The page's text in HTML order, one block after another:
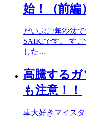
始！（前編）
だいぶご無沙汰
SAIKIです。 す
した…
高騰する
も注意！！
車大好きマイス